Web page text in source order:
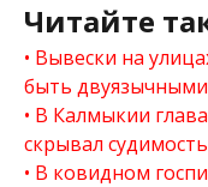
Читайте
Вывески на
быть двуязычными
В Калмыкии
скрывал судимость
В ковидном